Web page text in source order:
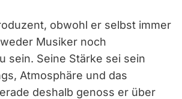
obwohl er selbst immer
Musiker noch
sein. Seine Stärke sei sein
Atmosphäre und das
deshalb genoss er über